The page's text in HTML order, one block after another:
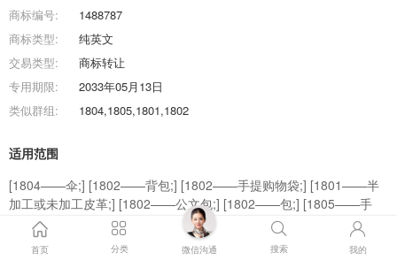
商标编号:
1488787
商标类型:
纯英文
交易类型:
商标转让
专用期限:
2033年05月13日
类似群组:
1804,1805,1801,1802
适用范围
[1804——伞;] [1802——背包;] [1802——手提购物袋;] [1801——半
加工或未加工皮革;] [1802——公文包;] [1802——包;] [1805——手
杖;] [1802——手提包;] [1802——钱包;] [1802——旅行箱;]
首页 分类 微信沟通 搜索 我的